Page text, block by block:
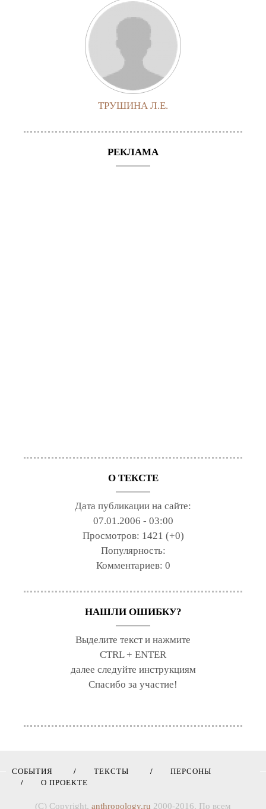
ТРУШИНА Л.Е.
РЕКЛАМА
О ТЕКСТЕ
Дата публикации на сайте:
07.01.2006 - 03:00
Просмотров: 1421 (+0)
Популярность:
Комментариев: 0
НАШЛИ ОШИБКУ?
Выделите текст и нажмите
CTRL + ENTER
далее следуйте инструкциям
Спасибо за участие!
СОБЫТИЯ ТЕКСТЫ
ПЕРСОНЫ
О ПРОЕКТЕ
(C) Copyright, anthropology.ru 2000-2016. По всем